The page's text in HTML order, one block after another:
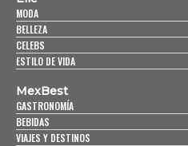
MODA
BELLEZA
CELEBS
ESTILO DE VIDA
MexBest
GASTRONOMÍA
BEBIDAS
VIAJES Y DESTINOS